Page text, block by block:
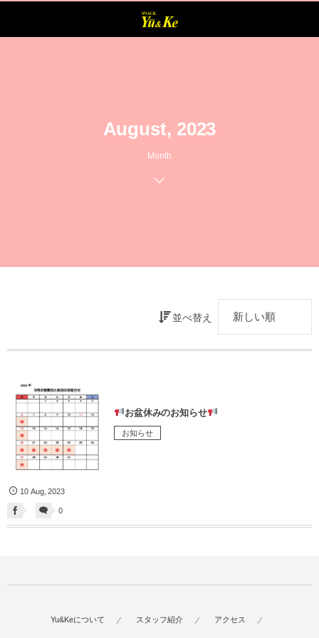
August, 2023
Month
並べ替え
お盆休みのお知らせ
お知らせ
10 Aug,2023
0
Yu&Keについて スタッフ紹介 アクセス